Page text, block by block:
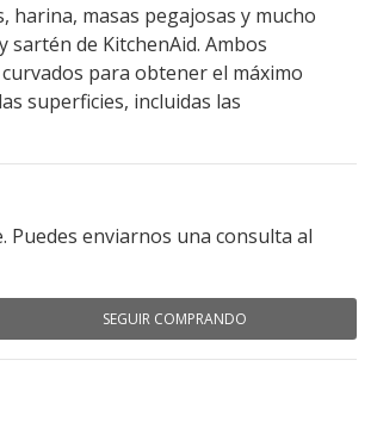
masas pegajosas y mucho
sartén de KitchenAid. Ambos
para obtener el máximo
superficies, incluidas las
enviarnos una consulta al
SEGUIR COMPRANDO